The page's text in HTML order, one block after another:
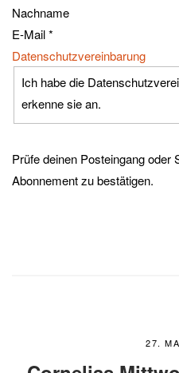
Nachname
E-Mail*
Datenschutzvereinbarung
Ich habe die
erkenne sie an.
Prüfe deinen Posteingang oder
Abonnement zu bestätigen.
27.